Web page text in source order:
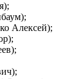
Алексей);